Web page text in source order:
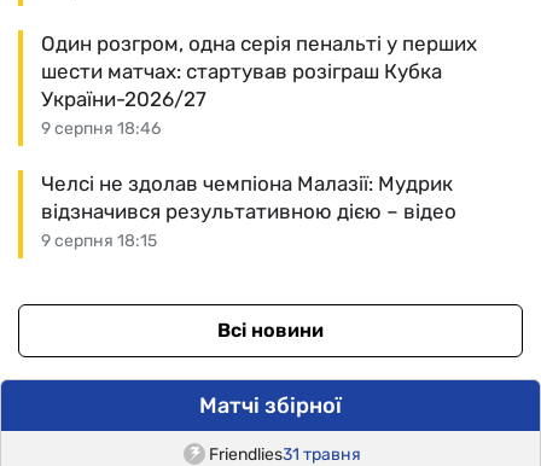
9 серпня 18:46
Один розгром, одна серія пенальті у перших
шести матчах: стартував розіграш Кубка
України-2026/27
9 серпня 18:15
Челсі не здолав чемпіона Малазії: Мудрик
відзначився результативною дією – відео
Всі новини
Матчі збірної
Friendlies31 травня